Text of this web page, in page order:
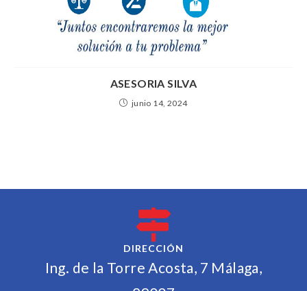
ASESORIA SILVA
junio 14, 2024
DIRECCIÓN
Ing. de la Torre Acosta, 7 Málaga,